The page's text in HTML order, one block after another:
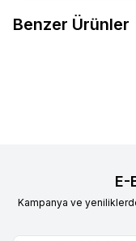
Benzer Ürünler
E-
Kampanya ve